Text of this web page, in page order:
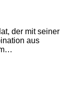
der mit seiner
aus